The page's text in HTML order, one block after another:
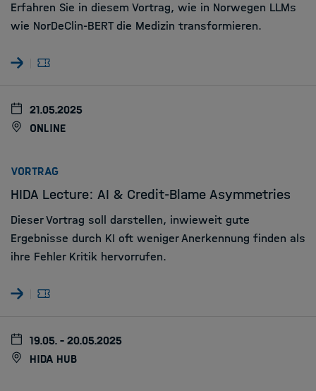
Erfahren Sie in diesem Vortrag, wie in Norwegen LLMs
wie NorDeClin-BERT die Medizin transformieren.
21.05.2025
online
VORTRAG:
HIDA Lecture: AI & Credit-Blame Asymmetries
Dieser Vortrag soll darstellen, inwieweit gute
Ergebnisse durch KI oft weniger Anerkennung finden als
ihre Fehler Kritik hervorrufen.
19.05. - 20.05.2025
HIDA Hub